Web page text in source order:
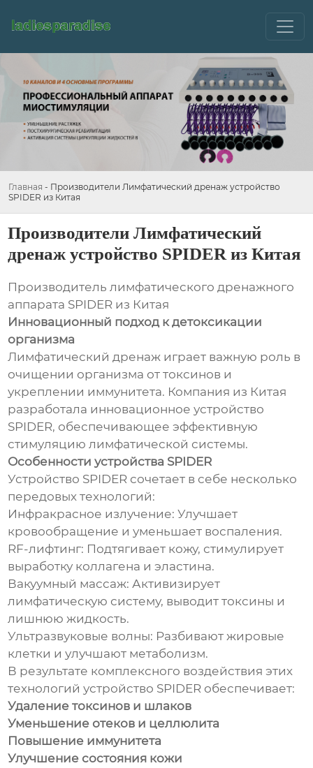
Главная - Производители Лимфатический дренаж устройство
SPIDER из Китая
Производители Лимфатический
дренаж устройство SPIDER из Китая
Производитель лимфатического дренажного
аппарата SPIDER из Китая
Инновационный подход к детоксикации
организма
Лимфатический дренаж играет важную роль в
очищении организма от токсинов и
укреплении иммунитета. Компания из Китая
разработала инновационное устройство
SPIDER, обеспечивающее эффективную
стимуляцию лимфатической системы.
Особенности устройства SPIDER
Устройство SPIDER сочетает в себе несколько
передовых технологий:
Инфракрасное излучение: Улучшает
кровообращение и уменьшает воспаления.
RF-лифтинг: Подтягивает кожу, стимулирует
выработку коллагена и эластина.
Вакуумный массаж: Активизирует
лимфатическую систему, выводит токсины и
лишнюю жидкость.
Ультразвуковые волны: Разбивают жировые
клетки и улучшают метаболизм.
В результате комплексного воздействия этих
технологий устройство SPIDER обеспечивает:
Удаление токсинов и шлаков
Уменьшение отеков и целлюлита
Повышение иммунитета
Улучшение состояния кожи